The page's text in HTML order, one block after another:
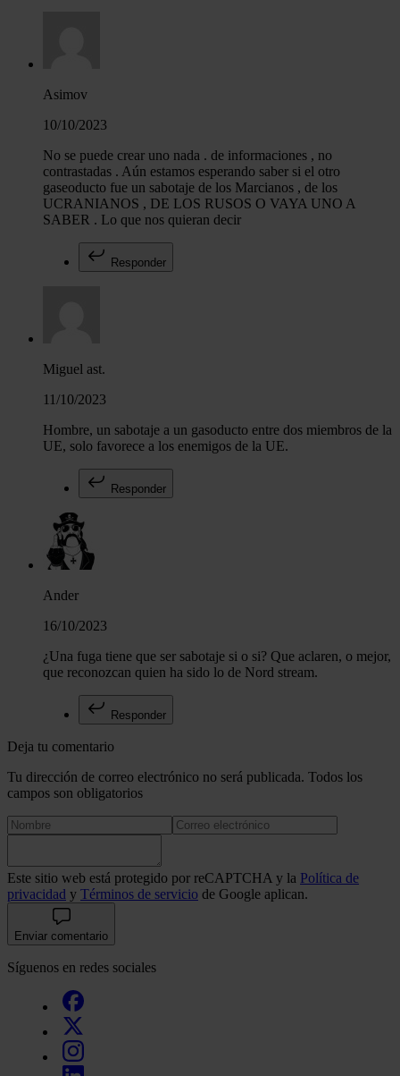
Asimov
10/10/2023
No se puede crear uno nada . de informaciones , no
contrastadas . Aún estamos esperando saber si el otro
gaseoducto fue un sabotaje de los Marcianos , de los
UCRANIANOS , DE LOS RUSOS O VAYA UNO A
SABER . Lo que nos quieran decir
Responder
Miguel ast.
11/10/2023
Hombre, un sabotaje a un gasoducto entre dos miembros de la
UE, solo favorece a los enemigos de la UE.
Responder
Ander
16/10/2023
¿Una fuga tiene que ser sabotaje si o si? Que aclaren, o mejor,
que reconozcan quien ha sido lo de Nord stream.
Responder
Deja tu comentario
Tu dirección de correo electrónico no será publicada. Todos los
campos son obligatorios
Este sitio web está protegido por reCAPTCHA y la Política de
privacidad y Términos de servicio de Google aplican.
Enviar comentario
Síguenos en redes sociales